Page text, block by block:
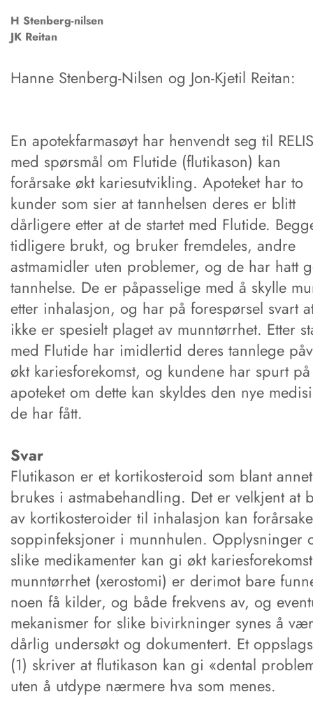
H Stenberg-nilsen
JK Reitan
Hanne Stenberg-Nilsen og Jon-Kjetil Reitan:
En apotekfarmasøyt har henvendt seg til RELIS
med spørsmål om Flutide (flutikason) kan
forårsake økt kariesutvikling. Apoteket har to
kunder som sier at tannhelsen deres er blitt
dårligere etter at de startet med Flutide.
tidligere brukt, og bruker fremdeles, andre
astmamidler uten problemer, og de har hatt
tannhelse. De er påpasselige med å skylle
etter inhalasjon, og har på forespørsel svart
ikke er spesielt plaget av munntørrhet. Etter
med Flutide har imidlertid deres tannlege
økt kariesforekomst, og kundene har spurt på
apoteket om dette kan skyldes den nye
de har fått.
Svar
Flutikason er et kortikosteroid som blant annet
brukes i astmabehandling. Det er velkjent at
av kortikosteroider til inhalasjon kan forårsake
soppinfeksjoner i munnhulen. Opplysninger
slike medikamenter kan gi økt
munntørrhet (xerostomi) er derimot bare
noen få kilder, og både frekvens av, og
mekanismer for slike bivirkninger synes å
dårlig undersøkt og dokumentert. Et
(1) skriver at flutikason kan gi «dental
uten å utdype nærmere hva som menes.